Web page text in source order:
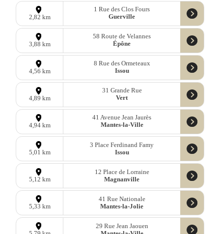
2,82 km
1 Rue des Clos Fours
Guerville
3,88 km
58 Route de Velannes
Épône
4,56 km
8 Rue des Ormeteaux
Issou
4,89 km
31 Grande Rue
Vert
4,94 km
41 Avenue Jean Jaurès
Mantes-la-Ville
5,01 km
3 Place Ferdinand Famy
Issou
5,12 km
12 Place de Lorraine
Magnanville
5,33 km
41 Rue Nationale
Mantes-la-Jolie
29 Rue Jean Jaouen